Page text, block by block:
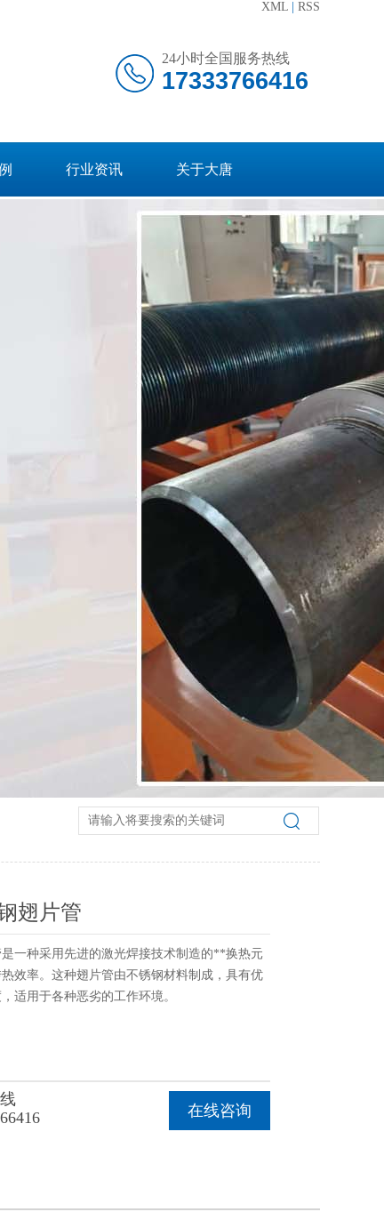
XML RSS
24小时全国服务热线
17333766416
行业资讯 关于大唐
翅片管
一种采用先进的激光焊接技术制造的**换热元
效率。这种翅片管由不锈钢材料制成，具有优
适用于各种恶劣的工作环境。
在线咨询